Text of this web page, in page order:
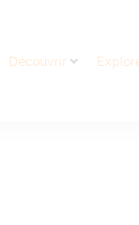
Découvrir